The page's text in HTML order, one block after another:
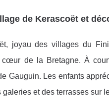
de Kerascoët et
joyau des villages du
cœur de la Bretagne. À
Gauguin. Les enfants
galeries et des terrasses sur